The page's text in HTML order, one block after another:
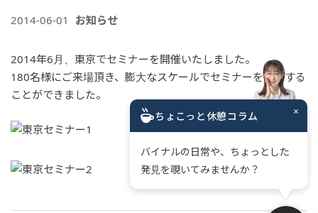
2014-06-01 お知らせ
2014年6月、東京でセミナーを開催いたしました。
180名様にご来場頂き、膨大なスケールでセミナーを開催する
ことができました。
×
ちょこっと休憩コラム
バイナルの日常や、ちょっとした
発見を覗いてみませんか？